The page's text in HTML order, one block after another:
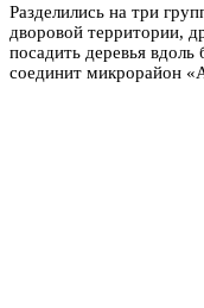
Разделились на три
дворовой территории,
посадить деревья
соединит микрорайон